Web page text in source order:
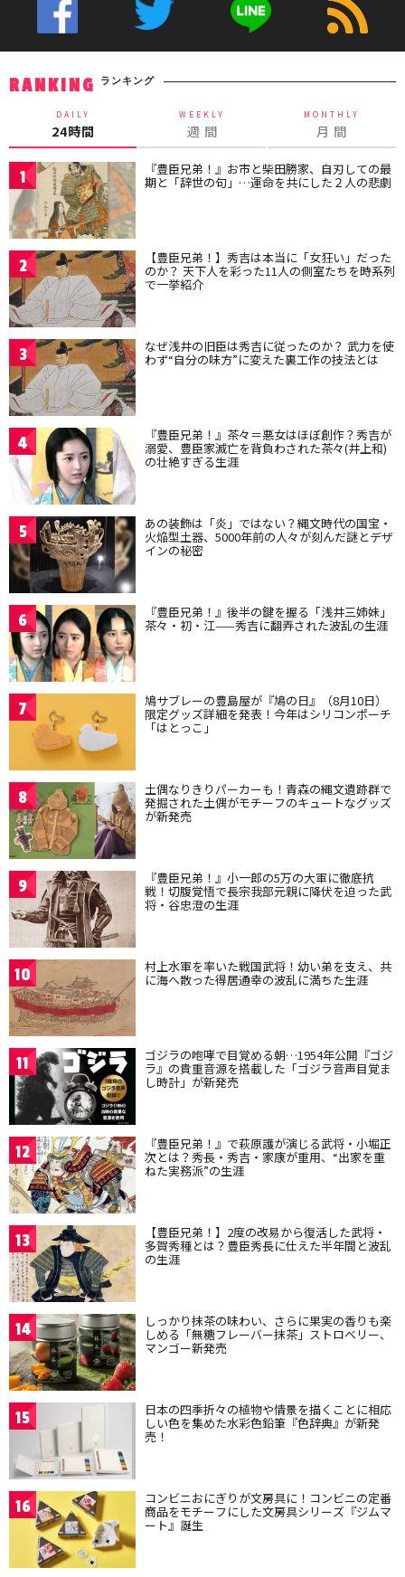
RANKING ランキング
DAILY
24時間
WEEKLY
週 間
MONTHLY
月 間
1 『豊臣兄弟！』お市と柴田勝家、自刃しての最
期と「辞世の句」…運命を共にした２人の悲劇
2 【豊臣兄弟！】秀吉は本当に「女狂い」だった
のか？ 天下人を彩った11人の側室たちを時系列
で一挙紹介
3 なぜ浅井の旧臣は秀吉に従ったのか？ 武力を使
わず“自分の味方”に変えた裏工作の技法とは
4 『豊臣兄弟！』茶々＝悪女はほぼ創作？秀吉が
溺愛、豊臣家滅亡を背負わされた茶々(井上和)
の壮絶すぎる生涯
5 あの装飾は「炎」ではない？縄文時代の国宝・
火焔型土器、5000年前の人々が刻んだ謎とデザ
インの秘密
6 『豊臣兄弟！』後半の鍵を握る「浅井三姉妹」
茶々・初・江——秀吉に翻弄された波乱の生涯
7 鳩サブレーの豊島屋が『鳩の日』（8月10日）
限定グッズ詳細を発表！今年はシリコンポーチ
「はとっこ」
8 土偶なりきりパーカーも！青森の縄文遺跡群で
発掘された土偶がモチーフのキュートなグッズ
が新発売
9 『豊臣兄弟！』小一郎の5万の大軍に徹底抗
戦！切腹覚悟で長宗我部元親に降伏を迫った武
将・谷忠澄の生涯
10 村上水軍を率いた戦国武将！幼い弟を支え、共
に海へ散った得居通幸の波乱に満ちた生涯
11 ゴジラの咆哮で目覚める朝…1954年公開『ゴジ
ラ』の貴重音源を搭載した「ゴジラ音声目覚ま
し時計」が新発売
12 『豊臣兄弟！』で萩原護が演じる武将・小堀正
次とは？秀長・秀吉・家康が重用、“出家を重
ねた実務派”の生涯
13 【豊臣兄弟！】2度の改易から復活した武将・
多賀秀種とは？豊臣秀長に仕えた半年間と波乱
の生涯
14 しっかり抹茶の味わい、さらに果実の香りも楽
しめる「無糖フレーバー抹茶」ストロベリー、
マンゴー新発売
15 日本の四季折々の植物や情景を描くことに相応
しい色を集めた水彩色鉛筆『色辞典』が新発
売！
16 コンビニおにぎりが文房具に！コンビニの定番
商品をモチーフにした文房具シリーズ『ジムマ
ート』誕生